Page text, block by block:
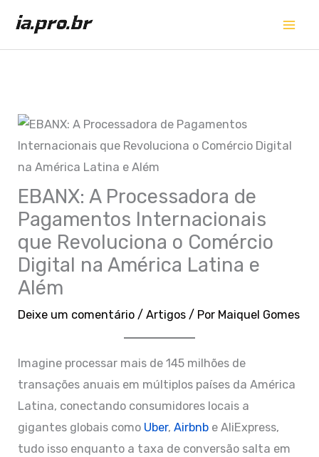
para
o
EBANX: A Processadora de
Pagamentos Internacionais
que Revoluciona o Comércio
Digital na América Latina e
Além
Deixe um comentário /Artigos / Por Maiquel Gomes
Imagine processar mais de 145 milhões de
transações anuais em múltiplos países da América
Latina, conectando consumidores locais a
gigantes globais como Uber,Airbnb e AliExpress,
tudo isso enquanto a taxa de conversão salta em